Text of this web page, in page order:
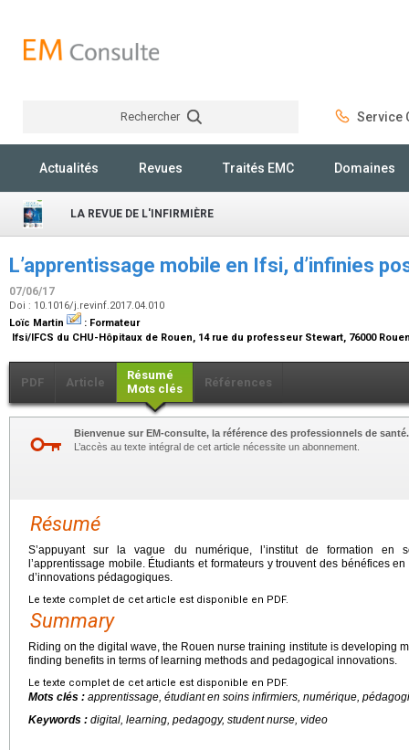
Rechercher Service
Actualités Revues Traités EMC Domaines
LA REVUE DE L'INFIRMIÈRE
L’apprentissage mobile en Ifsi, d’infinies
07/06/17
Doi : 10.1016/j.revinf.2017.04.010
Loïc Martin
: Formateur
Ifsi/IFCS du CHU-Hôpitaux de Rouen, 14 rue du professeur Stewart, 76000
PDF Article
Résumé
Mots clés
Références
Bienvenue sur EM-consulte, la référence des professionnels de santé.
L’accès au texte intégral de cet article nécessite un abonnement.
Résumé
S’appuyant sur la vague du numérique, l’institut de formation en
l’apprentissage mobile. Étudiants et formateurs y trouvent des bénéfices
d’innovations pédagogiques.
Le texte complet de cet article est disponible en PDF.
Summary
Riding on the digital wave, the Rouen nurse training institute is developing
finding benefits in terms of learning methods and pedagogical innovations.
Le texte complet de cet article est disponible en PDF.
Mots clés : apprentissage, étudiant en soins infirmiers, numérique,
Keywords : digital, learning, pedagogy, student nurse, video